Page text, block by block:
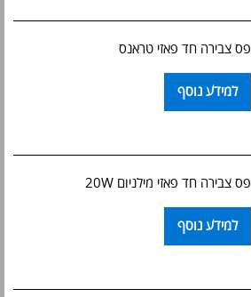
פס צבירה חד פאזי טראנס
למידע נוסף
פס צבירה חד פאזי מילניום 20W
למידע נוסף